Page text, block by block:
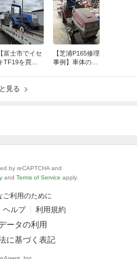
【富士市でイセ
TF19を買取
も状態を確認
【芝浦P165修理
事例】車体の下
見る
by reCAPTCHA and
and Terms of Service apply.
ご利用のために
ヘルプ 利用規約
ータの利用
に基づく表記